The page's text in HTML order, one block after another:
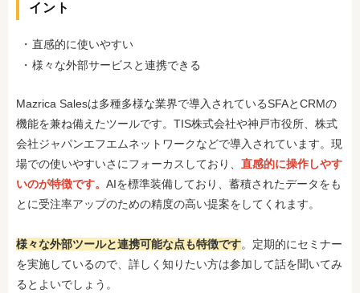
イント
直感的に使いやすい
様々な外部サービスと連携できる
Mazrica Salesは多種多様な業界で導入されているSFAとCRMの
機能を兼ね備えたツールです。TIS株式会社や神戸市役所、株式
会社ジャパンエフエムネットワークなどで導入されています。現
場での使いやすいさにフォーカスしており、 直感的に操作しやす
いのが特徴です。 AIを標準装備しており、蓄積されたデータをも
とに受注率アップのための精度の高い提案をしてくれます。
様々な外部ツールと連携可能な点も特徴です。定期的にセミナー
を実施しているので、詳しく知りたい方は参加して話を聞いてみ
るとよいでしょう。